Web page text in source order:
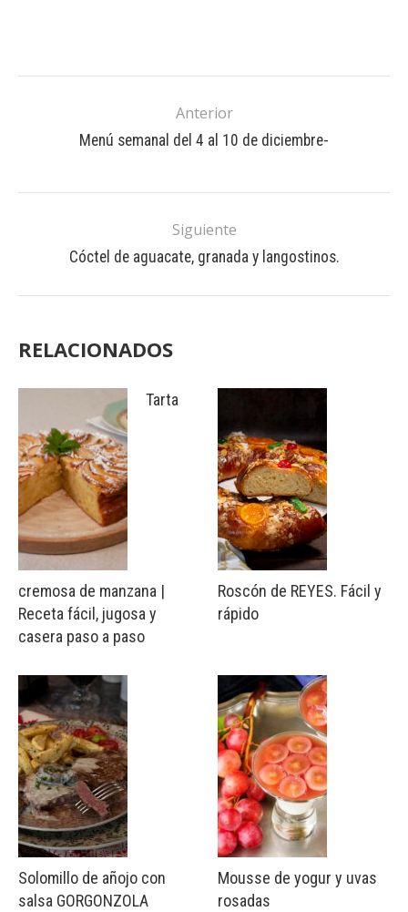
Anterior
Menú semanal del 4 al 10 de diciembre-
Siguiente
Cóctel de aguacate, granada y langostinos.
RELACIONADOS
Tarta
cremosa de manzana |
Receta fácil, jugosa y
casera paso a paso
Solomillo de añojo con
salsa GORGONZOLA
Roscón de REYES. Fácil y
rápido
Mousse de yogur y uvas
rosadas